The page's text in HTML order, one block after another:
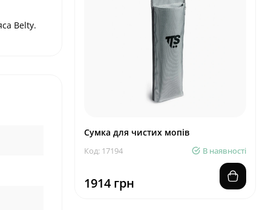
Belty.
Сумка для чистих мопів
Код: 17194 В наявності
1914 грн